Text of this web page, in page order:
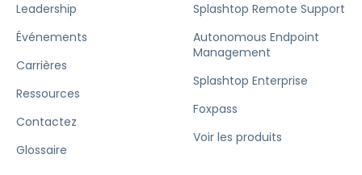
Leadership
Événements
Carrières
Ressources
Contactez
Glossaire
Splashtop Remote Support
Autonomous Endpoint
Management
Splashtop Enterprise
Foxpass
Voir les produits